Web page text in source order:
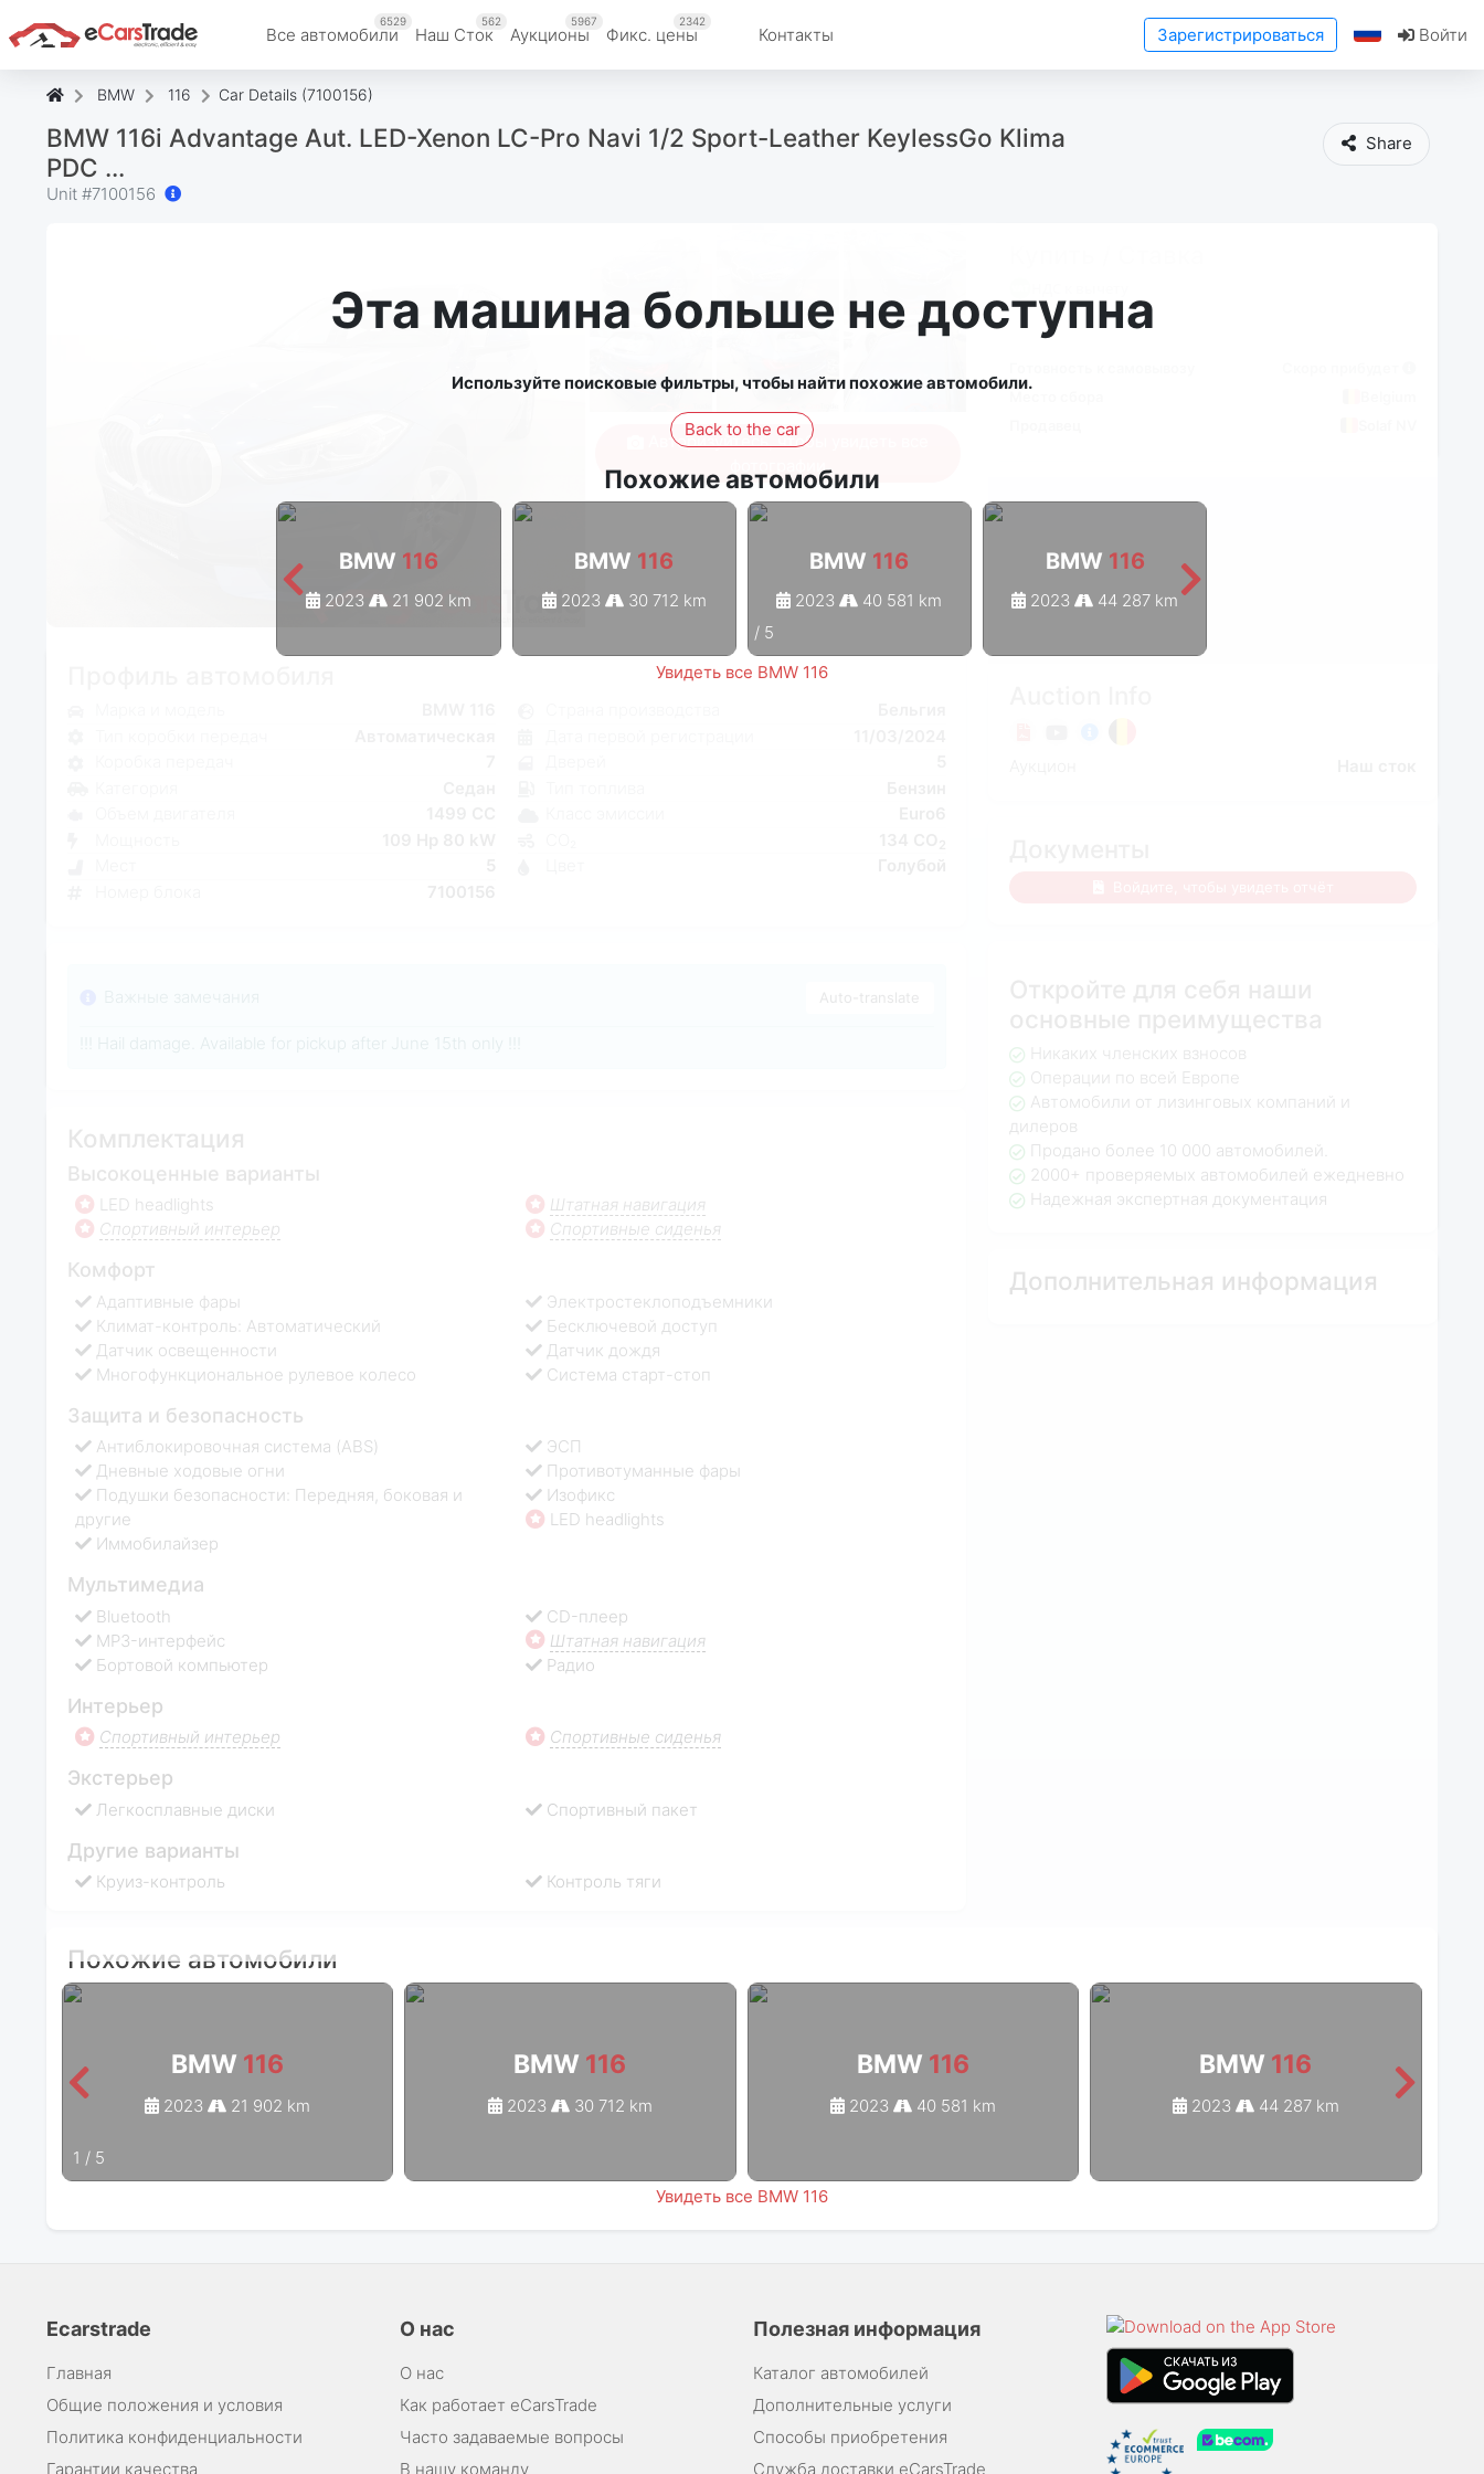
Все автомобили
6529
Наш Cток
562
Аукционы
5967
Фикс. цены
2342
Контакты Зарегистрироваться Войти
BMW 116 Car Details (7100156)
BMW 116i Advantage Aut. LED-Xenon LC-Pro Navi 1/2 Sport-Leather KeylessGo Klima
PDC ...
Unit #7100156
Share
Эта машина больше не доступна
Используйте поисковые фильтры, чтобы найти похожие автомобили.
Back to the car
Похожие автомобили
BMW 116
2023 21 902 km
BMW 116
2023 30 712 km
BMW 116
2023 40 581 km
BMW 116
2023 44 287 km
/ 5
Увидеть все BMW 116
Никаких членских взносов
Операции по всей Европе
Автомобили от лизинговых компаний и
дилеров
Продано более 10 000 автомобилей.
2000+ проверяемых автомобилей ежедневно
Надежная экспертная документация
Дополнительная информация
Авторизуйтесь, чтобы увидеть все
фотографии
Auto-translate
Комплектация
Высокоценные варианты
LED headlights
Штатная навигация
Спортивный интерьер
Спортивные сиденья
Комфорт
Адаптивные фары
Климат-контроль: Автоматический
Электростеклоподъемники
Бесключевой доступ
Датчик освещенности
Многофункциональное рулевое колесо
Датчик дождя
Система старт-стоп
Защита и безопасность
Антиблокировочная система (ABS)
Дневные ходовые огни
ЭСП
Противотуманные фары
Подушки безопасности: Передняя, боковая и
другие
Иммобилайзер
Изофикс
LED headlights
Мультимедиа
Bluetooth
CD-плеер
MP3-интерфейс
Штатная навигация
Бортовой компьютер
Радио
Интерьер
Спортивный интерьер Спортивные сиденья
Экстерьер
Легкосплавные диски Спортивный пакет
Другие варианты
Круиз-контроль Контроль тяги
Похожие автомобили
BMW 116
2023 21 902 km
BMW 116
2023 30 712 km
BMW 116
2023 40 581 km
BMW 116
2023 44 287 km
1 / 5
Увидеть все BMW 116
Ecarstrade
Главная
Общие положения и условия
Политика конфиденциальности
Гарантии качества
О нас
О нас
Как работает eCarsTrade
Часто задаваемые вопросы
В нашу команду
Полезная информация
Каталог автомобилей
Дополнительные услуги
Способы приобретения
Служба доставки eCarsTrade